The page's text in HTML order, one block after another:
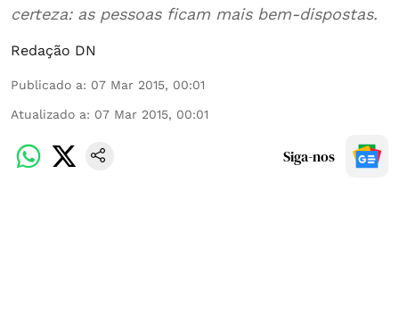
certeza: as pessoas ficam mais bem-dispostas.
Redação DN
Publicado a: 07 Mar 2015, 00:01
Atualizado a: 07 Mar 2015, 00:01
Siga-nos